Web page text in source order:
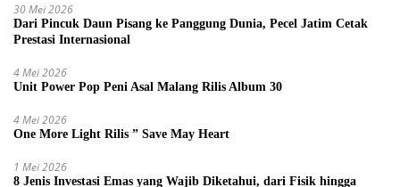
30 Mei 2026
Dari Pincuk Daun Pisang ke Panggung Dunia, Pecel Jatim Cetak
Prestasi Internasional
4 Mei 2026
Unit Power Pop Peni Asal Malang Rilis Album 30
4 Mei 2026
One More Light Rilis ” Save May Heart
1 Mei 2026
8 Jenis Investasi Emas yang Wajib Diketahui, dari Fisik hingga